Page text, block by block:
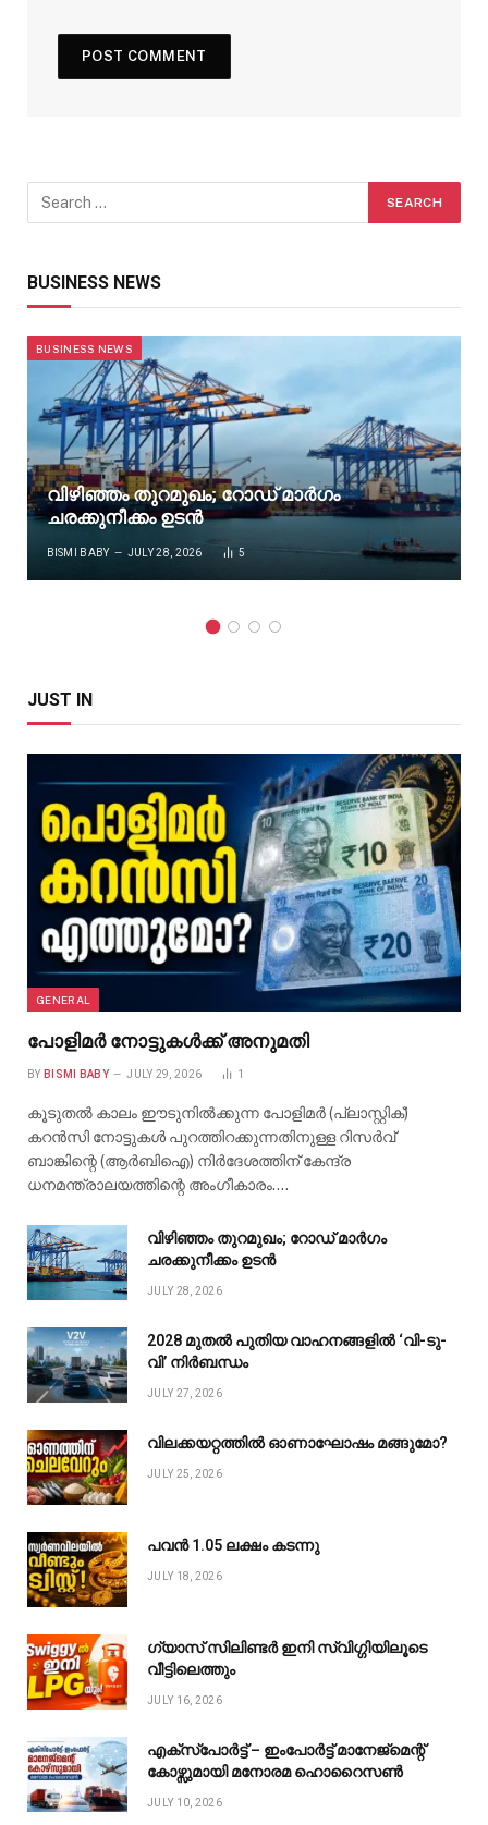
BUSINESS NEWS
BUSINESS NEWS
വിഴിഞ്ഞം തുറമുഖം; റോഡ് മാർഗം
ചരക്കുനീക്കം ഉടൻ
BISMI BABY JULY 28, 2026 5
JUST IN
GENERAL
പോളിമർ നോട്ടുകൾക്ക് അനുമതി
BY BISMI BABY JULY 29, 2026 1
കൂടുതൽ കാലം ഈടുനിൽക്കുന്ന പോളിമർ (പ്ലാസ്റ്റിക്)
കറൻസി നോട്ടുകൾ പുറത്തിറക്കുന്നതിനുള്ള റിസർവ്
ബാങ്കിന്റെ (ആർബിഐ) നിർദേശത്തിന് കേന്ദ്ര
ധനമന്ത്രാലയത്തിന്റെ അംഗീകാരം.…
വിഴിഞ്ഞം തുറമുഖം; റോഡ് മാർഗം
ചരക്കുനീക്കം ഉടൻ
JULY 28, 2026
2028 മുതൽ പുതിയ വാഹനങ്ങളിൽ ‘വി-ടു-
വി’ നിർബന്ധം
JULY 27, 2026
വിലക്കയറ്റത്തിൽ ഓണാഘോഷം മങ്ങുമോ?
JULY 25, 2026
പവൻ ₹1.05 ലക്ഷം കടന്നു
JULY 18, 2026
ഗ്യാസ് സിലിണ്ടർ ഇനി സ്വിഗ്ഗിയിലൂടെ
വീട്ടിലെത്തും
JULY 16, 2026
എക്സ്പോർട്ട് – ഇംപോർട്ട് മാനേജ്മെന്റ്
കോഴ്സുമായി മനോരമ ഹൊറൈസൺ
JULY 10, 2026